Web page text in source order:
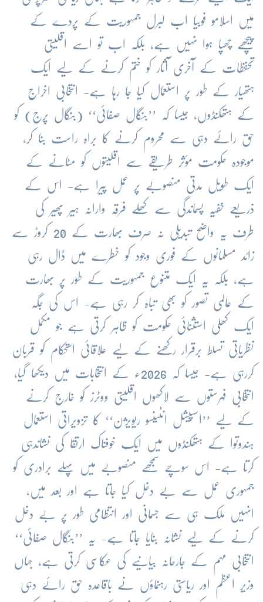
میں اسلامو فوبیا اب لبرل جمہوریت کے پردے کے
پیچھے چھپا ہوا نہیں ہے، بلکہ اب تو اسے اقلیتی
تحفظات کے آخری آثار کو ختم کرنے کے لیے ایک
ہتھیار کے طور پر استعمال کیا جا رہا ہے- انتخابی اخراج
کے ہتھکنڈوں، جیسا کہ ’’بنگال صفائی‘‘ (بنگال پرج) کو
حق رائے دہی سے محروم کرنے کا براہ راست بنا کر،
موجودہ حکومت مؤثر طریقے سے اقلیتوں کو مٹانے کے
ایک طویل مدتی منصوبے پر عمل پیرا ہے- اس کے
ذریعے خفیہ پسماندگی سے کھلے فرقہ وارانہ ہیر پھیر کی
طرف یہ واضح تبدیلی نہ صرف بھارت کے 20 کروڑ سے
زائد مسلمانوں کے فوری وجود کو خطرے میں ڈال رہی
ہے، بلکہ یہ ایک متنوع جمہوریت کے طور پر بھارت
کے عالمی تصور کو بھی تباہ کر رہی ہے- اس کی جگہ
ایک کھلی استثنائی حکومت کو ظاہر کرتی ہے جو مکمل
نظریاتی تسلط برقرار رکھنے کے لیے علاقائی استحکام کو قربان
کررہی ہے- جیسا کہ 2026ء کے انتخابات میں دیکھا گیا،
انتخابی فہرستوں سے لاکھوں اقلیتی ووٹرز کو خارج کرنے
کے لیے ’’اسپیشل انٹینسو ریویژن‘‘ کا تزویراتی استعمال
ہندوتوا کے ہتھکنڈوں میں ایک خوفناک ارتقا کی نشاندہی
کرتا ہے- اس سوچے سمجھے منصوبے میں پہلے برادری کو
جمہوری عمل سے بے دخل کیا جاتا ہے اور بعد میں،
انہیں ملک ہی سے جسمانی اور انتظامی طور پر بے دخل
کرنے کے لیے نشانہ بنایا جاتا ہے- یہ ’’بنگال صفائی‘‘
انتخابی مہم کے جارحانہ بیانیے کی عکاسی کرتی ہے، جہاں
وزیر اعظم اور ریاستی رہنماؤں نے باقاعدہ حق رائے دہی